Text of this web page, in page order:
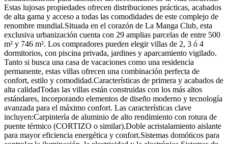
Estas lujosas propiedades ofrecen distribuciones prácticas, acabados
de alta gama y acceso a todas las comodidades de este complejo de
renombre mundial.Situada en el corazón de La Manga Club, esta
exclusiva urbanización cuenta con 29 amplias parcelas de entre 500
m² y 746 m². Los compradores pueden elegir villas de 2, 3 ó 4
dormitorios, con piscina privada, jardines y aparcamiento vigilado.
Tanto si busca una casa de vacaciones como una residencia
permanente, estas villas ofrecen una combinación perfecta de
confort, estilo y comodidad.Características de primera y acabados de
alta calidadTodas las villas están construidas con los más altos
estándares, incorporando elementos de diseño moderno y tecnología
avanzada para el máximo confort. Las características clave
incluyen:Carpintería de aluminio de alto rendimiento con rotura de
puente térmico (CORTIZO o similar).Doble acristalamiento aislante
para mayor eficiencia energética y confort.Sistemas domóticos para